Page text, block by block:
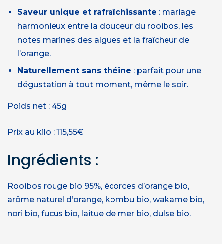
Saveur unique et rafraîchissante : mariage
harmonieux entre la douceur du rooibos, les
notes marines des algues et la fraîcheur de
l’orange.
Naturellement sans théine : parfait pour une
dégustation à tout moment, même le soir.
Poids net : 45g
Prix au kilo : 115,55€
Ingrédients :
Rooibos rouge bio 95%, écorces d’orange bio,
arôme naturel d’orange, kombu bio, wakame bio,
nori bio, fucus bio, laitue de mer bio, dulse bio.